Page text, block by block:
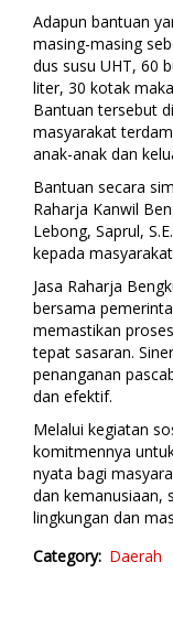
Adapun bantuan
masing-masing
dus susu UHT, 60
liter, 30 kotak
Bantuan tersebut
masyarakat
anak-anak dan
Bantuan secara
Raharja Kanwil
Lebong, Saprul,
kepada
Jasa Raharja
bersama
memastikan
tepat sasaran.
penanganan
dan efektif.
Melalui kegiatan
komitmennya
nyata bagi
dan kemanusiaan,
lingkungan dan
Category Daerah